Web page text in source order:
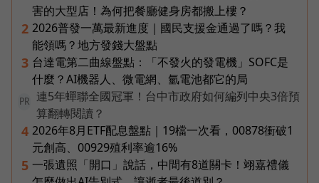
害的大型店！為何把餐廳健身房都搬上樓？
2 2026普發一萬最新進度｜國民支援金通過了嗎？我
能領嗎？地方發錢大盤點
3 台達電第二曲線盤點：「不發火的發電機」SOFC是
什麼？AI機器人、微電網、氫電池都它的局
PR
連5年蟬聯全國冠軍！台中市政府如何編列中央3倍預
算翻轉閱讀？
4 2026年8月ETF配息盤點｜19檔一次看，00878衝破1
元創高、00929殖利率逾16%
5 一張遺照「開口」說話，中間有8道關卡！翊嘉禮儀